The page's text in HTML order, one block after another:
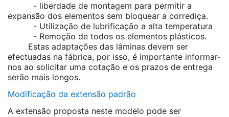
- liberdade de montagem para permitir a
expansão dos elementos sem bloquear a corrediça.
- Utilização de lubrificação a alta temperatura
- Remoção de todos os elementos plásticos.
Estas adaptações das lâminas devem ser
efectuadas na fábrica, por isso, é importante informar-
nos ao solicitar uma cotação e os prazos de entrega
serão mais longos.
Modificação da extensão padrão
A extensão proposta neste modelo pode ser